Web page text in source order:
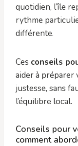
quotidien, l’île
rythme
différente.
Ces conseils
aider à préparer
justesse, sans
l’équilibre local.
Conseils pour
comment